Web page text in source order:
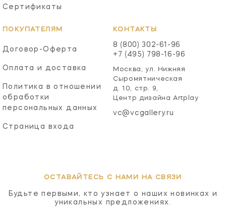
Сертификаты
ПОКУПАТЕЛЯМ
Договор-Оферта
Оплата и доставка
Политика в отношении
обработки
персональных данных
Страница входа
КОНТАКТЫ
8 (800) 302-61-96
+7 (495) 798-16-96
Москва, ул. Нижняя
Сыромятническая
д. 10, стр. 9,
Центр дизайна Artplay
vc@vcgallery.ru
ОСТАВАЙТЕСЬ С НАМИ НА СВЯЗИ
Будьте первыми, кто узнает о наших новинках и
уникальных предложениях.